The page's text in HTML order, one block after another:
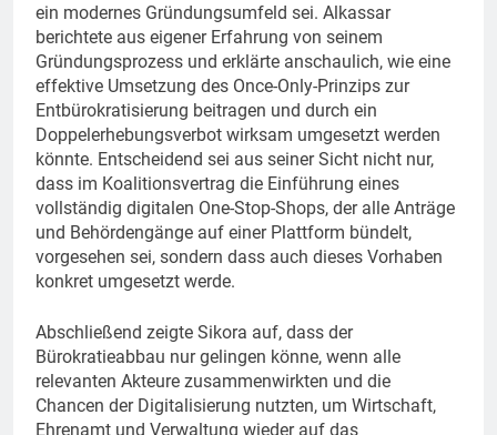
ein modernes Gründungsumfeld sei. Alkassar
berichtete aus eigener Erfahrung von seinem
Gründungsprozess und erklärte anschaulich, wie eine
effektive Umsetzung des Once-Only-Prinzips zur
Entbürokratisierung beitragen und durch ein
Doppelerhebungsverbot wirksam umgesetzt werden
könnte. Entscheidend sei aus seiner Sicht nicht nur,
dass im Koalitionsvertrag die Einführung eines
vollständig digitalen One-Stop-Shops, der alle Anträge
und Behördengänge auf einer Plattform bündelt,
vorgesehen sei, sondern dass auch dieses Vorhaben
konkret umgesetzt werde.
Abschließend zeigte Sikora auf, dass der
Bürokratieabbau nur gelingen könne, wenn alle
relevanten Akteure zusammenwirkten und die
Chancen der Digitalisierung nutzten, um Wirtschaft,
Ehrenamt und Verwaltung wieder auf das